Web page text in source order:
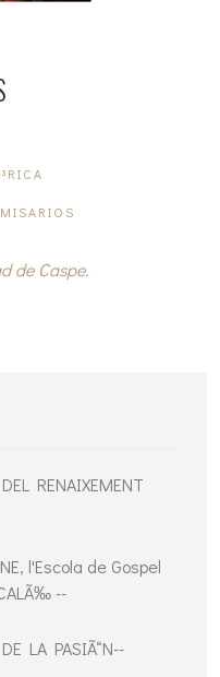
de Caspe.
RENAIXEMENT
l'Escola de Gospel
--
LA PASIÃ“N--